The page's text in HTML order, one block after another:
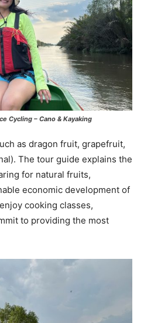
Cycling – Cano & Kayaking
as dragon fruit, grapefruit,
The tour guide explains the
for natural fruits,
economic development of
cooking classes,
to providing the most